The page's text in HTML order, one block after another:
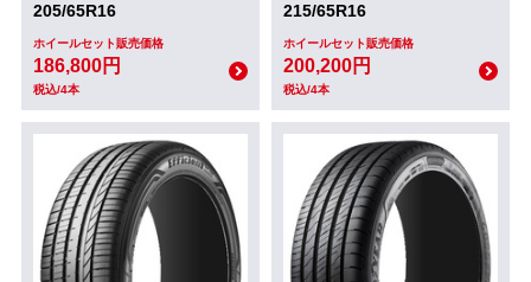
205/65R16
ホイールセット販売価格
186,800円
税込/4本
215/65R16
ホイールセット販売価格
200,200円
税込/4本